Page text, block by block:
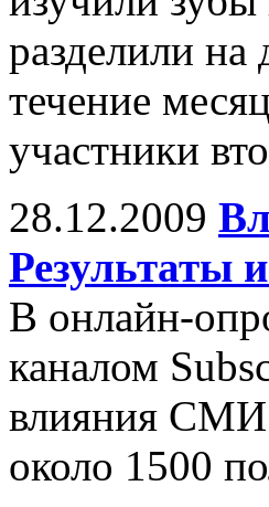
разделили на
течение
участники
28.12.2009
Результаты
В онлайн-
каналом
влияния СМИ
около 1500